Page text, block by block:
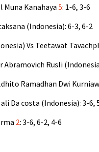
Muna Kanahaya 5: 1-6, 3-6
(Indonesia): 6-3, 6-2
Vs Teetawat
Abramovich Rusli
Ramadhan Dwi
Da costa (Indonesia): 3-6,
2: 3-6, 6-2, 4-6